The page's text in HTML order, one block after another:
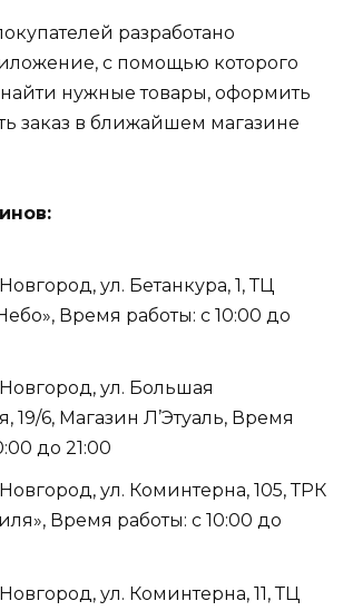
разработано
с помощью которого
нужные товары, оформить
заказ в ближайшем магазине
ул. Бетанкура, 1, ТЦ
Время работы: с 10:00 до
ул. Большая
19/6, Магазин Л’Этуаль, Время
до 21:00
ул. Коминтерна, 105, ТРК
Время работы: с 10:00 до
ул. Коминтерна, 11, ТЦ